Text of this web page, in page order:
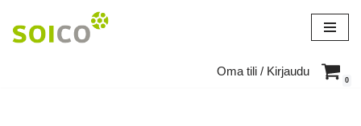
Siirry
Oma tili / Kirjaudu
0